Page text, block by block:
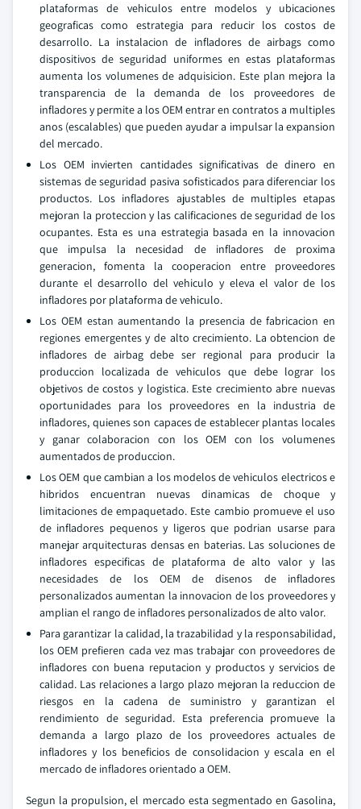
plataformas de vehiculos entre modelos y ubicaciones
geograficas como estrategia para reducir los costos de
desarrollo. La instalacion de infladores de airbags como
dispositivos de seguridad uniformes en estas plataformas
aumenta los volumenes de adquisicion. Este plan mejora la
transparencia de la demanda de los proveedores de
infladores y permite a los OEM entrar en contratos a multiples
anos (escalables) que pueden ayudar a impulsar la expansion
del mercado.
Los OEM invierten cantidades significativas de dinero en
sistemas de seguridad pasiva sofisticados para diferenciar los
productos. Los infladores ajustables de multiples etapas
mejoran la proteccion y las calificaciones de seguridad de los
ocupantes. Esta es una estrategia basada en la innovacion
que impulsa la necesidad de infladores de proxima
generacion, fomenta la cooperacion entre proveedores
durante el desarrollo del vehiculo y eleva el valor de los
infladores por plataforma de vehiculo.
Los OEM estan aumentando la presencia de fabricacion en
regiones emergentes y de alto crecimiento. La obtencion de
infladores de airbag debe ser regional para producir la
produccion localizada de vehiculos que debe lograr los
objetivos de costos y logistica. Este crecimiento abre nuevas
oportunidades para los proveedores en la industria de
infladores, quienes son capaces de establecer plantas locales
y ganar colaboracion con los OEM con los volumenes
aumentados de produccion.
Los OEM que cambian a los modelos de vehiculos electricos e
hibridos encuentran nuevas dinamicas de choque y
limitaciones de empaquetado. Este cambio promueve el uso
de infladores pequenos y ligeros que podrian usarse para
manejar arquitecturas densas en baterias. Las soluciones de
infladores especificas de plataforma de alto valor y las
necesidades de los OEM de disenos de infladores
personalizados aumentan la innovacion de los proveedores y
amplian el rango de infladores personalizados de alto valor.
Para garantizar la calidad, la trazabilidad y la responsabilidad,
los OEM prefieren cada vez mas trabajar con proveedores de
infladores con buena reputacion y productos y servicios de
calidad. Las relaciones a largo plazo mejoran la reduccion de
riesgos en la cadena de suministro y garantizan el
rendimiento de seguridad. Esta preferencia promueve la
demanda a largo plazo de los proveedores actuales de
infladores y los beneficios de consolidacion y escala en el
mercado de infladores orientado a OEM.
Segun la propulsion, el mercado esta segmentado en Gasolina,